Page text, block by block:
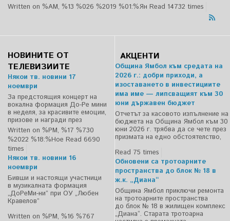
Written on %AM, %13 %026 %2019 %01:%Ян Read 14732 times
НОВИНИТЕ ОТ
ТЕЛЕВИЗИИТЕ
Някои тв. новини 17
ноември
За предстоящия концерт на
вокална формация До-Ре мини
в неделя, за красивите емоции,
призове и награди през
Written on %PM, %17 %730
%2022 %18:%Ное Read 6690
times
Някои тв. новини 16
ноември
Бивши и настоящи участници
в музикалната формация
„ДоРеМи-ни” при ОУ „Любен
Кравелов”
Written on %PM, %16 %767
АКЦЕНТИ
Община Ямбол към средата на
2026 г.: добри приходи, а
изоставането в инвестициите
има име — липсващият към 30
юни държавен бюджет
Отчетът за касовото изпълнение на
бюджета на Община Ямбол към 30
юни 2026 г. трябва да се чете през
призмата на едно обстоятелство,
Read 75 times
Обновени са тротоарните
пространства до блок № 18 в
ж.к. „Диана“
Община Ямбол приключи ремонта
на тротоарните пространства
до блок № 18 в жилищен комплекс
„Диана“. Старата тротоарна